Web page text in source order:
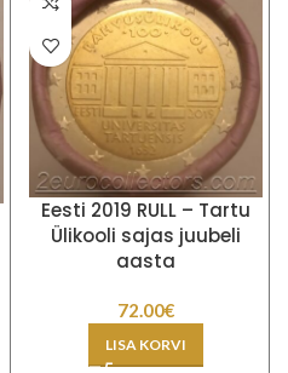
Eesti 2019 RULL – Tartu
Ülikooli sajas juubeli
aasta
72.00€
LISA KORVI